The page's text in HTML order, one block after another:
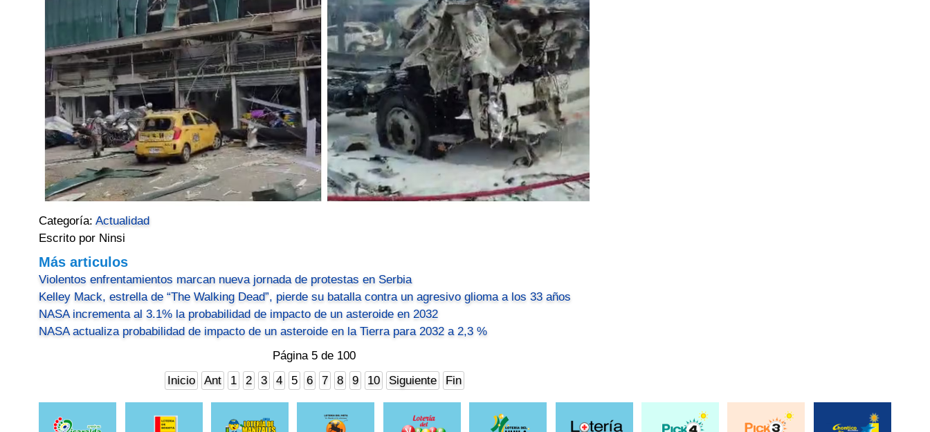
Categoría:Actualidad
Escrito por Ninsi
Más articulos
Violentos enfrentamientos marcan nueva jornada de protestas en Serbia
Kelley Mack, estrella de “The Walking Dead”, pierde su batalla contra un agresivo glioma a los 33 años
NASA incrementa al 3.1% la probabilidad de impacto de un asteroide en 2032
NASA actualiza probabilidad de impacto de un asteroide en la Tierra para 2032 a 2,3 %
Página 5 de 100
Inicio
Ant 1 2 3 4 5 6 7 8 9 10 Siguiente Fin